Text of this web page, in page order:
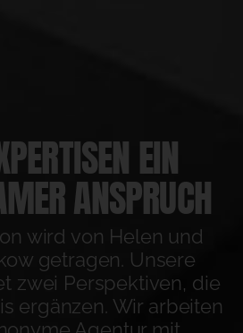
EIN
ANSPRUCH
wird von Helen und
getragen. Unsere
zwei Perspektiven, die
ergänzen. Wir arbeiten